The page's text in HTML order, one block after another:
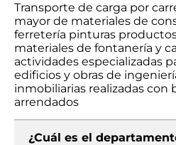
Transporte de carga por
mayor de materiales de
ferretería pinturas
materiales de fontanería y
actividades especializadas
edificios y obras de
inmobiliarias realizadas con
arrendados
¿Cuál es el